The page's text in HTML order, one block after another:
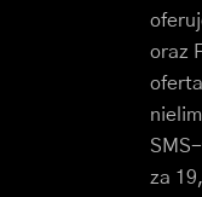
oraz
za